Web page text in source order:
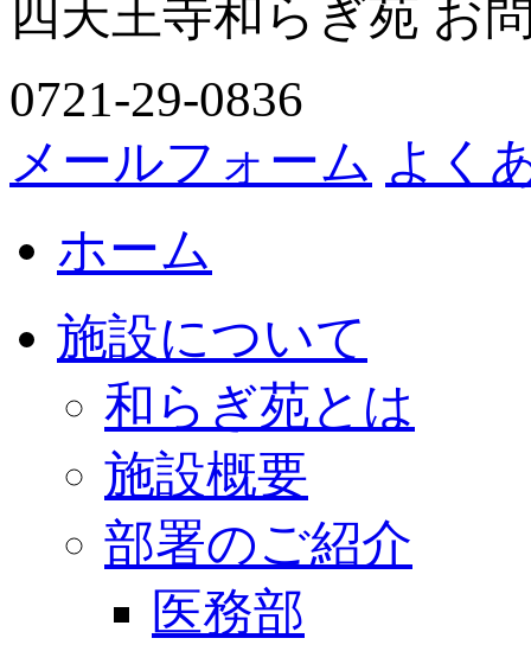
四天王寺和らぎ苑 お
0721-29-0836
メールフォーム よく
ホーム
施設について
和らぎ苑とは
施設概要
部署のご紹介
医務部